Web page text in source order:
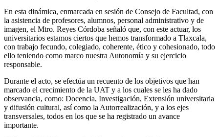
En esta dinámica, enmarcada en sesión de Consejo de Facultad, con
la asistencia de profesores, alumnos, personal administrativo y de
imagen, el Mtro. Reyes Córdoba señaló que, con este actuar, los
universitarios estamos ciertos que hemos transformado a Tlaxcala,
con trabajo fecundo, colegiado, coherente, ético y cohesionado, todo
ello teniendo como marco nuestra Autonomía y su ejercicio
responsable.
Durante el acto, se efectúa un recuento de los objetivos que han
marcado el crecimiento de la UAT y a los cuales se les ha dado
observancia, como: Docencia, Investigación, Extensión universitaria
y difusión cultural, así como la Autorrealización, y a los ejes
transversales, todos en los que se ha registrado un avance
importante.